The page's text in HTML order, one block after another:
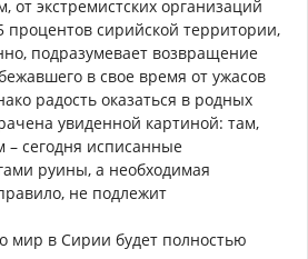
экстремистских организаций
процентов сирийской территории,
подразумевает возвращение
в свое время от ужасов
радость оказаться в родных
увиденной картиной: там,
– сегодня исписанные
руины, а необходимая
не подлежит
мир в Сирии будет полностью